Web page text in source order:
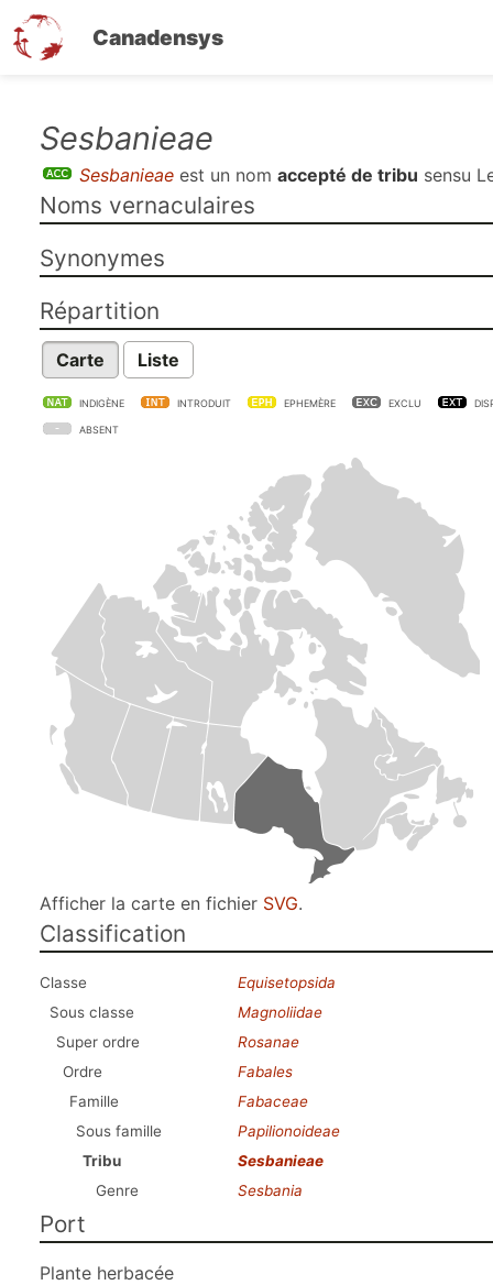
Canadensys
contenu
principal
Sesbanieae
Sesbanieae est un nom accepté de tribu sensu
Noms vernaculaires
Synonymes
Répartition
Carte Liste
INDIGÈNE INTRODUIT EPHEMÈRE EXCLU
ABSENT
Afficher la carte en fichier SVG.
Classification
Classe
Equisetopsida
Sous classe
Magnoliidae
Super ordre
Rosanae
Ordre
Fabales
Famille
Fabaceae
Sous famille
Papilionoideae
Tribu
Sesbanieae
Genre
Sesbania
Port
Plante herbacée